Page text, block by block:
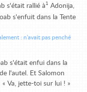
s'était rallié à 1
Adonija,
s'enfuit dans la Tente
: n'avait pas penché
s'était enfui dans la
l'autel. Et Salomon
« Va, jette-toi sur lui ! »